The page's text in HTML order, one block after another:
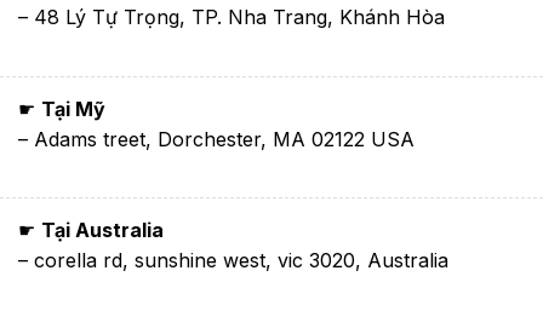
– 48 Lý Tự Trọng, TP. Nha Trang, Khánh Hòa
☛ Tại Mỹ
– Adams treet, Dorchester, MA 02122 USA
☛ Tại Australia
– corella rd, sunshine west, vic 3020, Australia